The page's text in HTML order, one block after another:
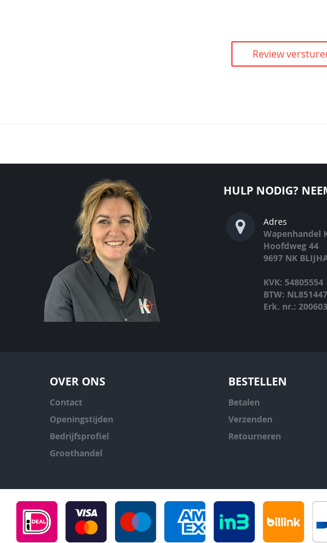
Review
HULP NODIG?
Adres
Wapenhandel
Hoofdweg 44
9697 NK
KVK: 54805554
BTW:
Erk. nr.:
OVER ONS
Contact
Openingstijden
Bedrijfsprofiel
Groothandel
BESTELLEN
Betalen
Verzenden
Retourneren